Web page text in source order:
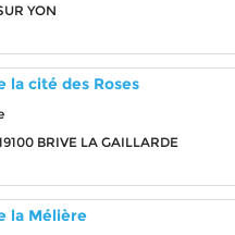
YON
la cité des Roses
BRIVE LA GAILLARDE
la Mélière